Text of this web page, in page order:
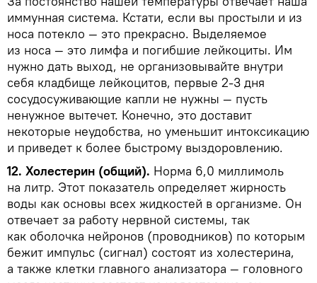
иммунная система. Кстати, если вы простыли и из
носа потекло — это прекрасно. Выделяемое
из носа — это лимфа и погибшие лейкоциты. Им
нужно дать выход, не организовывайте внутри
себя кладбище лейкоцитов, первые 2-3 дня
сосудосуживающие капли не нужны — пусть
ненужное вытечет. Конечно, это доставит
некоторые неудобства, но уменьшит интоксикацию
и приведет к более быстрому выздоровлению.
12. Холестерин (общий). Норма 6,0 миллимоль
на литр. Этот показатель определяет жирность
воды как основы всех жидкостей в организме. Он
отвечает за работу нервной системы, так
как оболочка нейронов (проводников) по которым
бежит импульс (сигнал) состоят из холестерина,
а также клетки главного анализатора — головного